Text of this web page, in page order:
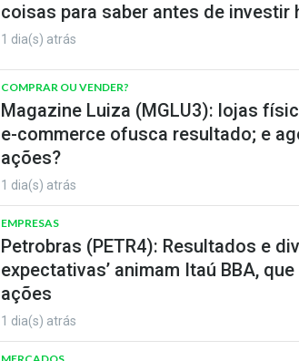
coisas para saber antes de investir
1 dia(s) atrás
COMPRAR OU VENDER?
Magazine Luiza (MGLU3): lojas
e-commerce ofusca resultado; e
ações?
1 dia(s) atrás
EMPRESAS
Petrobras (PETR4): Resultados e
expectativas’ animam Itaú BBA,
ações
1 dia(s) atrás